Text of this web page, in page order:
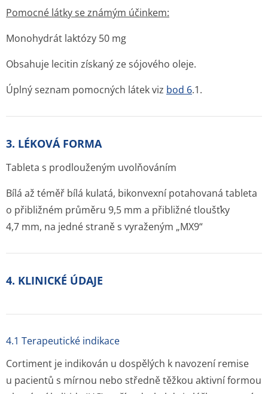
Pomocné látky se známým účinkem:
Monohydrát laktózy 50 mg
Obsahuje lecitin získaný ze sójového oleje.
Úplný seznam pomocných látek viz bod 6.1.
3. LÉKOVÁ FORMA
Tableta s prodlouženým uvolňováním
Bílá až téměř bílá kulatá, bikonvexní potahovaná tableta
o přibližném průměru 9,5 mm a přibližné tloušťky
4,7 mm, na jedné straně s vyraženým „MX9“
4. KLINICKÉ ÚDAJE
4.1 Terapeutické indikace
Cortiment je indikován u dospělých k navození remise
u pacientů s mírnou nebo středně těžkou aktivní formou